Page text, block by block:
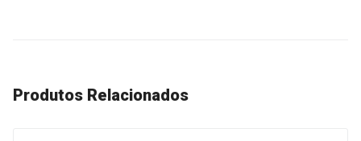
Produtos Relacionados